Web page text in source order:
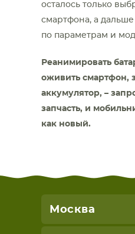
осталось только
смартфона, а дальше
по параметрам и
Реанимировать
оживить смартфон,
аккумулятор, –
запчасть, и
как новый.
Москва